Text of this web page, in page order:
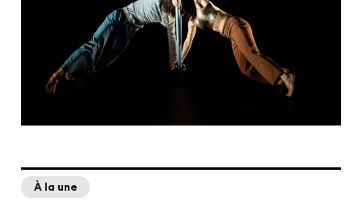
À la une
Espace presse/prosRecrutement
Cartes cadeaux
Contactez-nous !
S'abonner à la newsletter